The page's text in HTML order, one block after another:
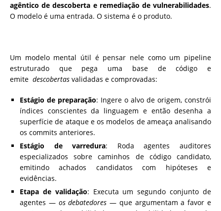
agêntico de descoberta e remediação de vulnerabilidades.
O modelo é uma entrada. O sistema é o produto.
Um modelo mental útil é pensar nele como um pipeline
estruturado que pega uma base de código e
emite descobertas validadas e comprovadas:
Estágio de preparação: Ingere o alvo de origem, constrói
índices conscientes da linguagem e então desenha a
superfície de ataque e os modelos de ameaça analisando
os commits anteriores.
Estágio de varredura: Roda agentes auditores
especializados sobre caminhos de código candidato,
emitindo achados candidatos com hipóteses e
evidências.
Etapa de validação: Executa um segundo conjunto de
agentes —os debatedores— que argumentam a favor e